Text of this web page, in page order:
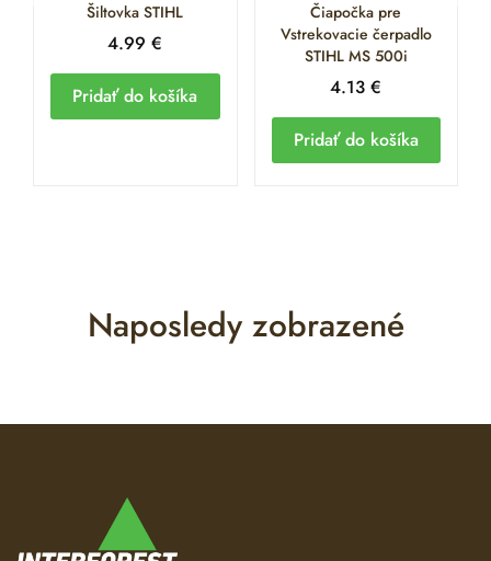
Šiltovka STIHL
4.99€
Pridať do košíka
Čiapočka pre
Vstrekovacie čerpadlo
STIHL MS 500i
4.13€
Pridať do košíka
Naposledy zobrazené